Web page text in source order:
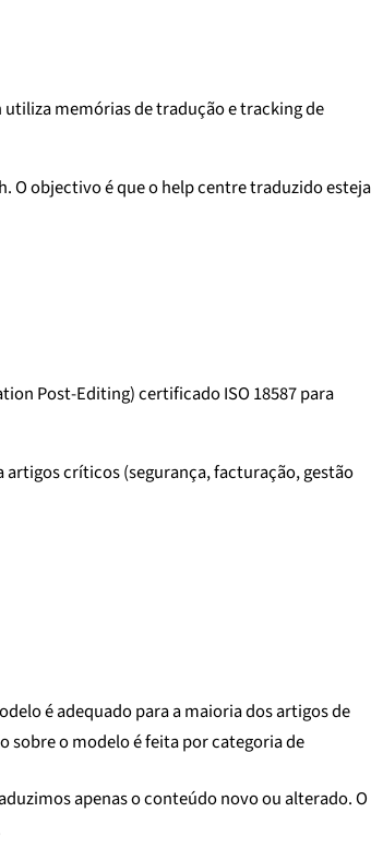
memórias de tradução e tracking de
O objectivo é que o help centre traduzido esteja
Post-Editing) certificado ISO 18587 para
críticos (segurança, facturação, gestão
é adequado para a maioria dos artigos de
sobre o modelo é feita por categoria de
apenas o conteúdo novo ou alterado. O